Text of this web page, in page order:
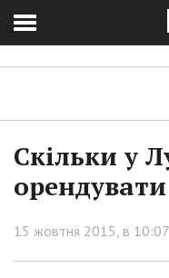
Скільки у
15 жовтня 2015, в 10:07